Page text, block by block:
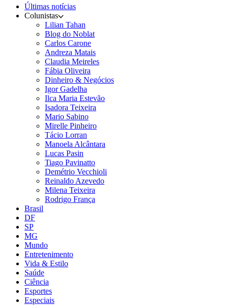
Últimas notícias
Colunistas
Lilian Tahan
Blog do Noblat
Carlos Carone
Andreza Matais
Claudia Meireles
Fábia Oliveira
Dinheiro & Negócios
Igor Gadelha
Ilca Maria Estevão
Isadora Teixeira
Mario Sabino
Mirelle Pinheiro
Tácio Lorran
Manoela Alcântara
Lucas Pasin
Tiago Pavinatto
Demétrio Vecchioli
Reinaldo Azevedo
Milena Teixeira
Rodrigo França
Brasil
DF
SP
MG
Mundo
Entretenimento
Vida & Estilo
Saúde
Ciência
Esportes
Especiais